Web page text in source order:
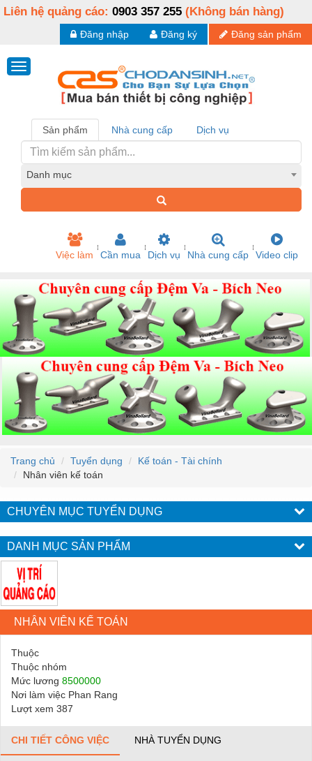
Liên hệ quảng cáo: 0903 357 255 (Không bán hàng)
Đăng sản phẩm
Đăng ký
Đăng nhập
Sản phẩm Nhà cung cấp Dịch vụ
Danh mục
Việc làm Cần mua Dịch vụ Nhà cung cấp Video clip
Trang chủ Tuyển dụng
Kế toán - Tài chính
Nhân viên kế toán
CHUYÊN MỤC TUYỂN DỤNG
DANH MỤC SẢN PHẨM
NHÂN VIÊN KẾ TOÁN
Thuộc
Thuộc nhóm
Mức lương 8500000
Nơi làm việc Phan Rang
Lượt xem 387
CHI TIẾT CÔNG VIỆC NHÀ TUYỂN DỤNG